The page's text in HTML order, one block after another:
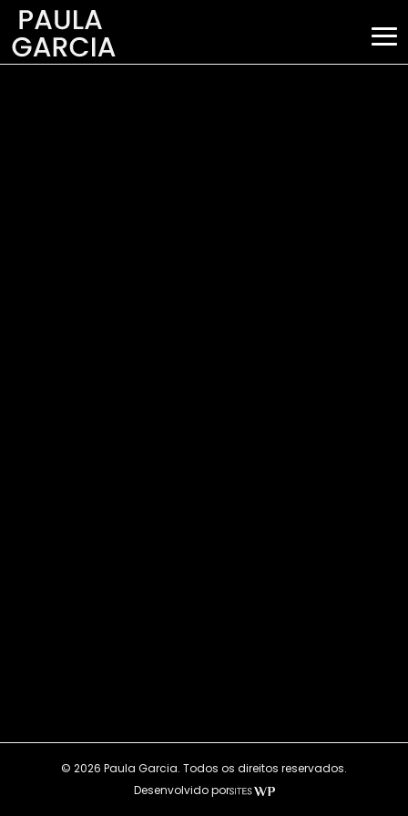
© 2026 Paula Garcia. Todos os direitos reservados.
Desenvolvido porSitesWP